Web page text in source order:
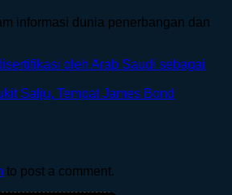
informasi dunia penerbangan dan
oleh Arab Saudi sebagai
Salju, Tempat James Bond
to post a comment.